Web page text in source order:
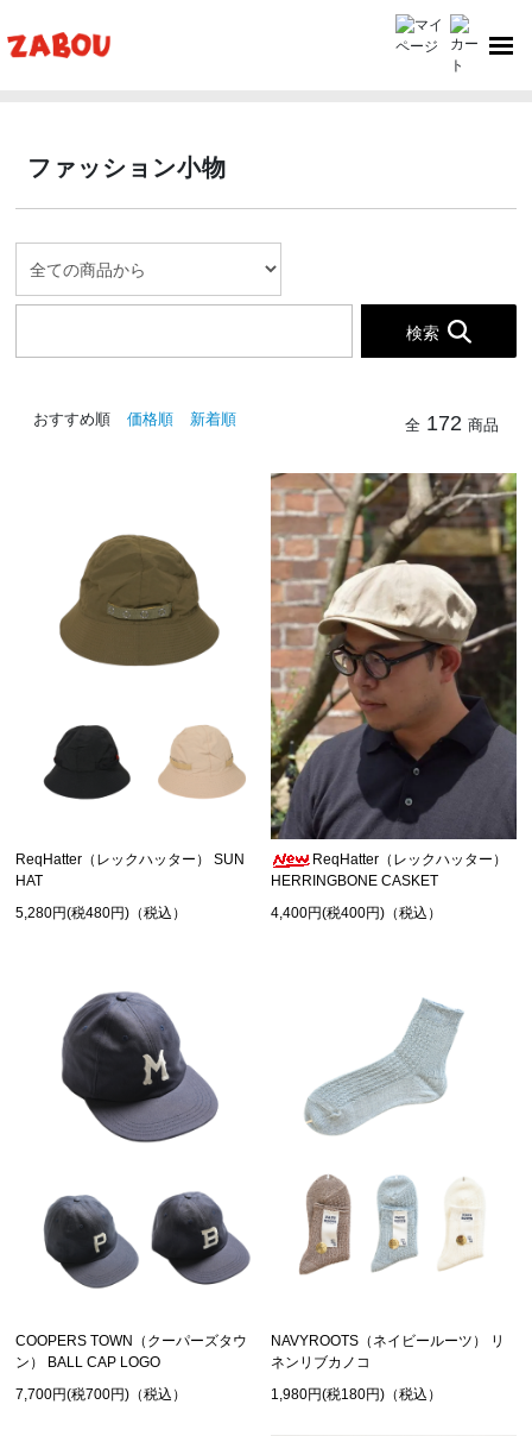
ファッション小物
検索
おすすめ順 価格順 新着順 全 172 商品
ReqHatter（レックハッター） SUN
HAT
5,280円(税480円)（税込）
ReqHatter（レックハッター）
HERRINGBONE CASKET
4,400円(税400円)（税込）
COOPERS TOWN（クーパーズタウ
ン） BALL CAP LOGO
7,700円(税700円)（税込）
NAVYROOTS（ネイビールーツ） リ
ネンリブカノコ
1,980円(税180円)（税込）